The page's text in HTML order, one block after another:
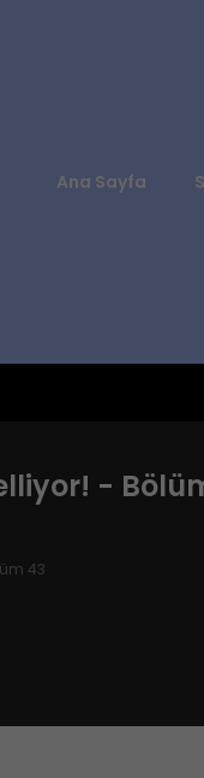
Ana Sayfa
-
43